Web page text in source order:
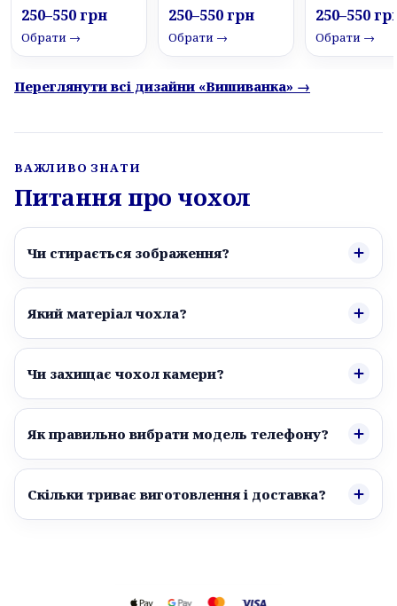
250–550 грн
Обрати →
250–550 грн
Обрати →
250–550
Обрати →
Переглянути всі дизайни «Вишиванка» →
ВАЖЛИВО ЗНАТИ
Питання про чохол
Чи стирається зображення?
Який матеріал чохла?
Чи захищає чохол камери?
Як правильно вибрати модель телефону?
Скільки триває виготовлення і доставка?